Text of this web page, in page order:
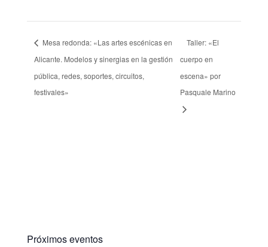
Mesa redonda: «Las artes escénicas en
Alicante. Modelos y sinergias en la gestión
pública, redes, soportes, circuitos,
festivales»
Taller: «El
cuerpo en
escena» por
Pasquale Marino
Próximos eventos